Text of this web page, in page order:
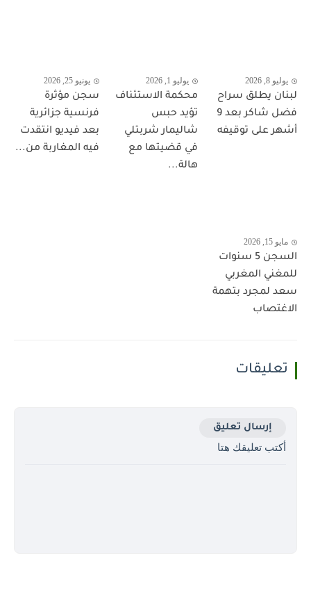
يوليو 8, 2026
لبنان يطلق سراح
فضل شاكر بعد 9
أشهر على توقيفه
يوليو 1, 2026
محكمة الاستئناف
تؤيد حبس
شاليمار شربتلي
في قضيتها مع
هالة...
يونيو 25, 2026
سجن مؤثرة
فرنسية جزائرية
بعد فيديو انتقدت
فيه المغاربة من...
مايو 15, 2026
السجن 5 سنوات
للمغني المغربي
سعد لمجرد بتهمة
الاغتصاب
تعليقات
إرسال تعليق
أكتب تعليقك هتا